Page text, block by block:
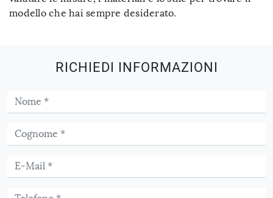
modello che hai sempre desiderato.
RICHIEDI INFORMAZIONI